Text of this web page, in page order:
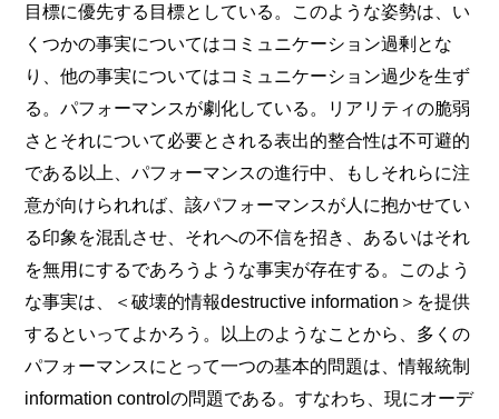
目標に優先する目標としている。このような姿勢は、い
くつかの事実についてはコミュニケーション過剰とな
り、他の事実についてはコミュニケーション過少を生ず
る。パフォーマンスが劇化している。リアリティの脆弱
さとそれについて必要とされる表出的整合性は不可避的
である以上、パフォーマンスの進行中、もしそれらに注
意が向けられれば、該パフォーマンスが人に抱かせてい
る印象を混乱させ、それへの不信を招き、あるいはそれ
を無用にするであろうような事実が存在する。このよう
な事実は、＜破壊的情報destructive information＞を提供
するといってよかろう。以上のようなことから、多くの
パフォーマンスにとって一つの基本的問題は、情報統制
information controlの問題である。すなわち、現にオーデ